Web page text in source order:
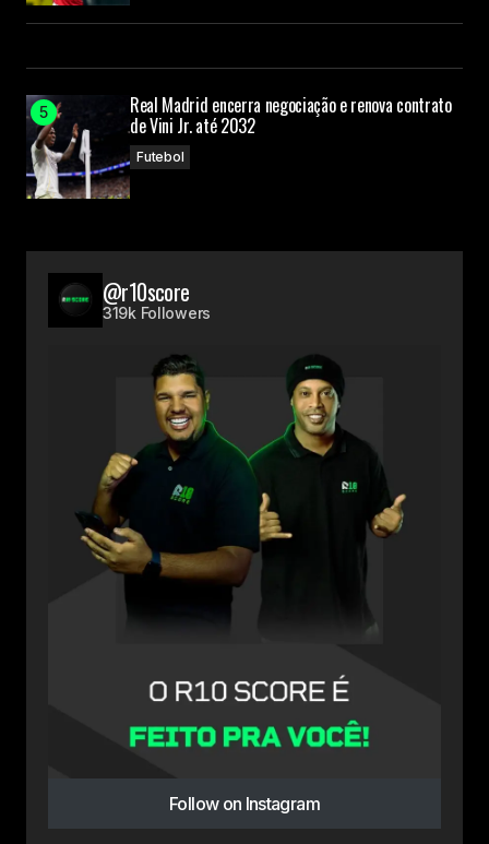
Real Madrid encerra negociação e renova contrato
de Vini Jr. até 2032
Futebol
@r10score
319k Followers
Follow on Instagram